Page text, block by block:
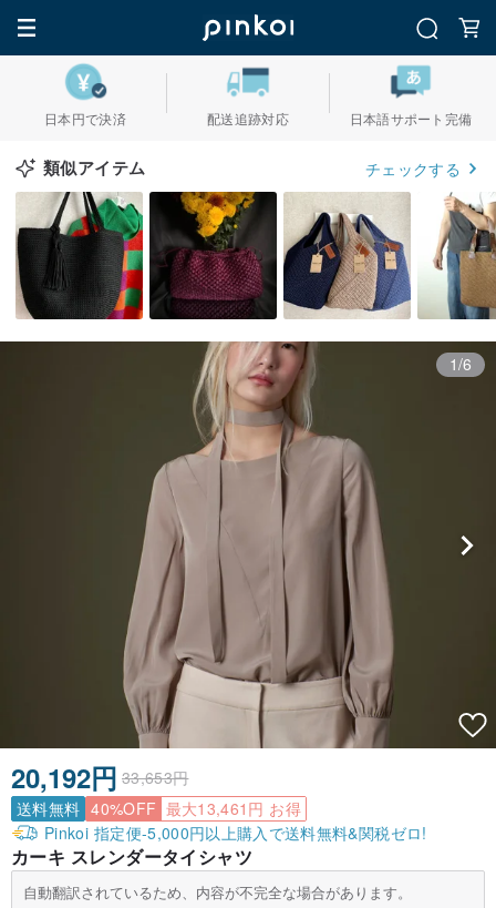
日本円で決済 配送追跡対応 日本語サポート完備
類似アイテム チェックする
1/6
20,192円 33,653円
送料無料 40%OFF 最大13,461円 お得
Pinkoi 指定便-5,000円以上購入で送料無料&関税ゼロ!
カーキ スレンダータイシャツ
自動翻訳されているため、内容が不完全な場合があります。